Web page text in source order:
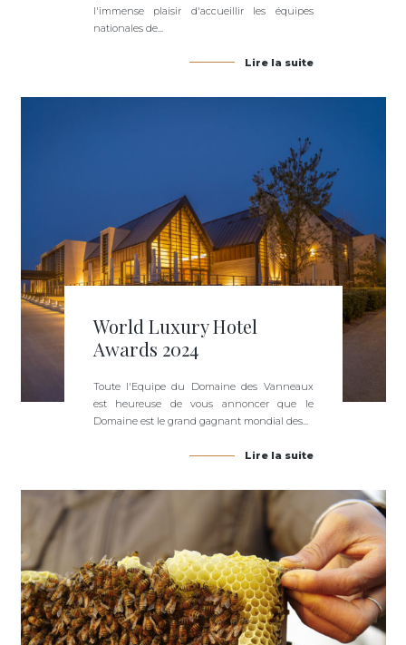
l'immense plaisir d'accueillir les équipes
nationales de...
Lire la suite
World Luxury Hotel
Awards 2024
Toute l'Equipe du Domaine des Vanneaux
est heureuse de vous annoncer que le
Domaine est le grand gagnant mondial des...
Lire la suite